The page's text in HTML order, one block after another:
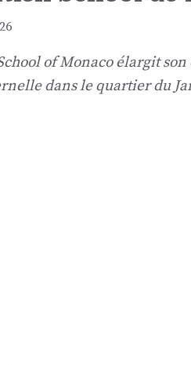
of Monaco élargit
dans le quartier du